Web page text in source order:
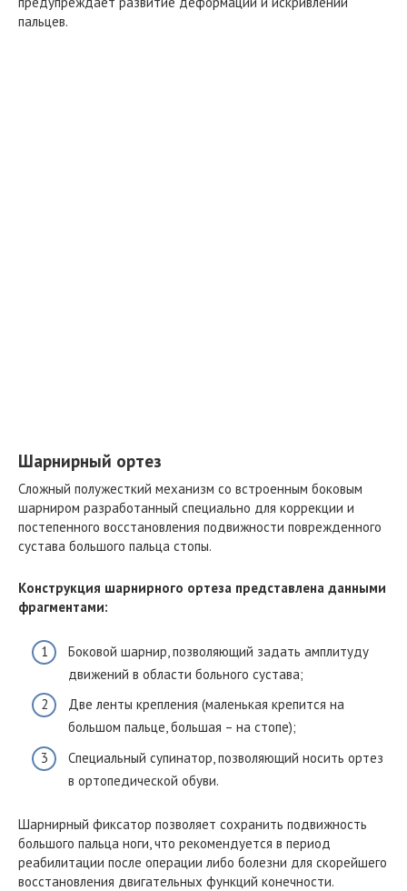
пальцев.
Шарнирный ортез
Сложный полужесткий механизм со встроенным боковым
шарниром разработанный специально для коррекции и
постепенного восстановления подвижности поврежденного
сустава большого пальца стопы.
Конструкция шарнирного ортеза представлена данными
фрагментами:
Боковой шарнир, позволяющий задать амплитуду
движений в области больного сустава;
Две ленты крепления (маленькая крепится на
большом пальце, большая – на стопе);
Специальный супинатор, позволяющий носить ортез
в ортопедической обуви.
Шарнирный фиксатор позволяет сохранить подвижность
большого пальца ноги, что рекомендуется в период
реабилитации после операции либо болезни для скорейшего
восстановления двигательных функций конечности.